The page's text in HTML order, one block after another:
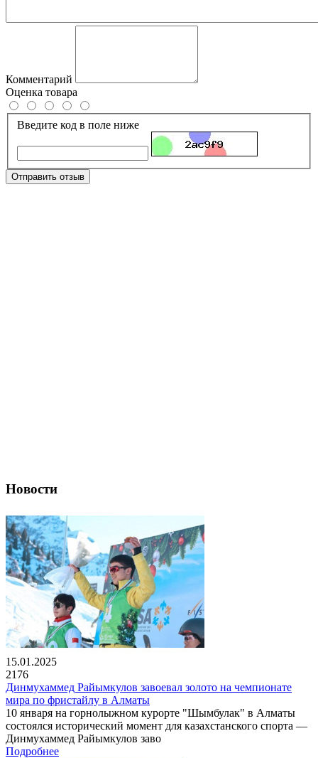
Комментарий
Оценка товара
Введите код в поле ниже
Отправить отзыв
Новости
15.01.2025
2176
Динмухаммед Райымкулов завоевал золото на чемпионате
мира по фристайлу в Алматы
10 января на горнолыжном курорте "Шымбулак" в Алматы
состоялся исторический момент для казахстанского спорта —
Динмухаммед Райымкулов заво
Подробнее